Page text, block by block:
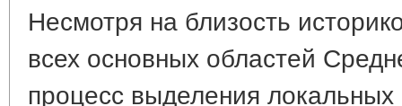
Несмотря на близость
всех основных областей
процесс выделения